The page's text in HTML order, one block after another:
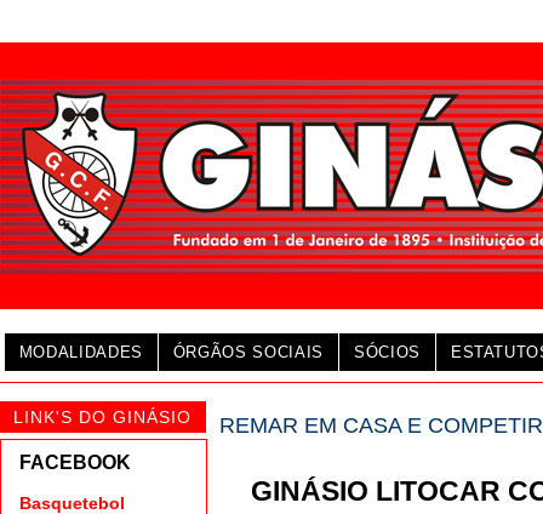
MODALIDADES ÓRGÃOS SOCIAIS SÓCIOS
LINK'S DO GINÁSIO
FACEBOOK
Basquetebol
REMAR EM CASA E
GINÁSIO LITOCAR